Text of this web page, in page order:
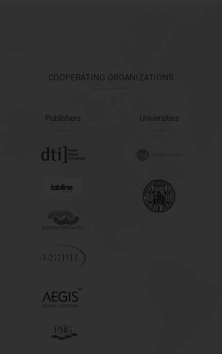
COOPERATING ORGANIZATIONS
Publishers Universities